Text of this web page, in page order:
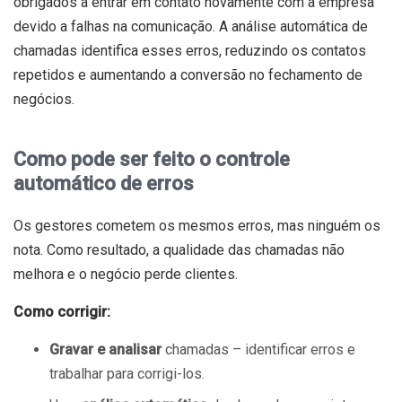
devido a falhas na comunicação. A análise automática de
chamadas identifica esses erros, reduzindo os contatos
repetidos e aumentando a conversão no fechamento de
negócios.
Como pode ser feito o controle
automático de erros
Os gestores cometem os mesmos erros, mas ninguém os
nota. Como resultado, a qualidade das chamadas não
melhora e o negócio perde clientes.
Como corrigir:
Gravar e analisarchamadas – identificar erros e
trabalhar para corrigi-los.